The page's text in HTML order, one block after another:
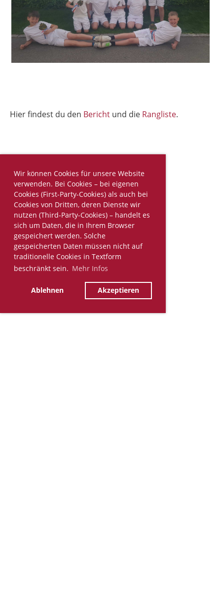
Wir können Cookies für unsere Website
verwenden. Bei Cookies – bei eigenen
Cookies (First-Party-Cookies) als auch bei
Cookies von Dritten, deren Dienste wir
nutzen (Third-Party-Cookies) – handelt es
sich um Daten, die in Ihrem Browser
gespeichert werden. Solche
gespeicherten Daten müssen nicht auf
traditionelle Cookies in Textform
beschränkt sein. Mehr Infos
Ablehnen Akzeptieren
Hier findest du den Bericht und die Rangliste.